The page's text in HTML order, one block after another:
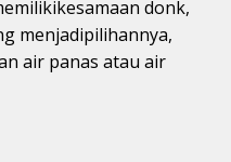
donk,
menjadipilihannya,
air panas atau air